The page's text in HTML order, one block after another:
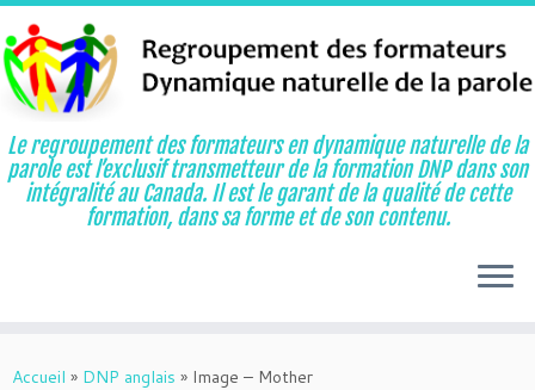
au
Le regroupement des formateurs en dynamique naturelle de la
parole est l’exclusif transmetteur de la formation DNP dans son
intégralité au Canada. Il est le garant de la qualité de cette
formation, dans sa forme et de son contenu.
Accueil » DNP anglais » Image – Mother